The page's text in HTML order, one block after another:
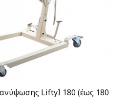
ανύψωσης LiftyI 180 (έως 180